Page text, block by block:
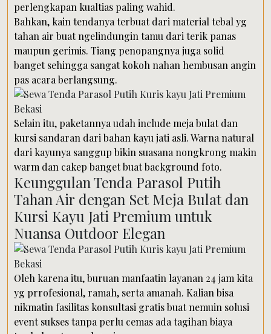
perlengkapan kualtias paling wahid.
Bahkan, kain tendanya terbuat dari material tebal yg
tahan air buat ngelindungin tamu dari terik panas
maupun gerimis. Tiang penopangnya juga solid
banget sehingga sangat kokoh nahan hembusan angin
pas acara berlangsung.
Selain itu, paketannya udah include meja bulat dan
kursi sandaran dari bahan kayu jati asli. Warna natural
dari kayunya sanggup bikin suasana nongkrong makin
warm dan cakep banget buat background foto.
Keunggulan Tenda Parasol Putih
Tahan Air dengan Set Meja Bulat dan
Kursi Kayu Jati Premium untuk
Nuansa Outdoor Elegan
Oleh karena itu, buruan manfaatin layanan 24 jam kita
yg prrofesional, ramah, serta amanah. Kalian bisa
nikmatin fasilitas konsultasi gratis buat nemuin solusi
event sukses tanpa perlu cemas ada tagihan biaya